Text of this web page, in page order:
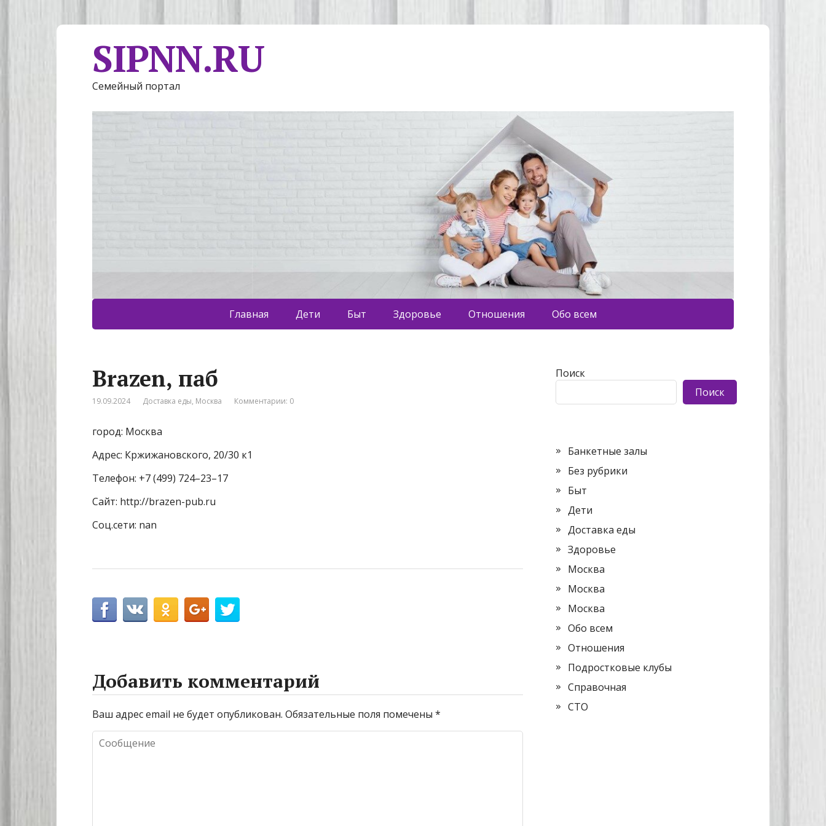
SIPNN.RU
Семейный портал
Главная Дети Быт Здоровье Отношения Обо всем
Brazen, паб
19.09.2024 Доставка еды, Москва Комментарии: 0
город: Москва
Адрес: Кржижановского, 20/30 к1
Телефон: +7 (499) 724–23–17
Сайт: http://brazen-pub.ru
Соц.сети: nan
Добавить комментарий
Ваш адрес email не будет опубликован. Обязательные поля помечены *
Поиск
Поиск
Банкетные залы
Без рубрики
Быт
Дети
Доставка еды
Здоровье
Москва
Москва
Москва
Обо всем
Отношения
Подростковые клубы
Справочная
СТО